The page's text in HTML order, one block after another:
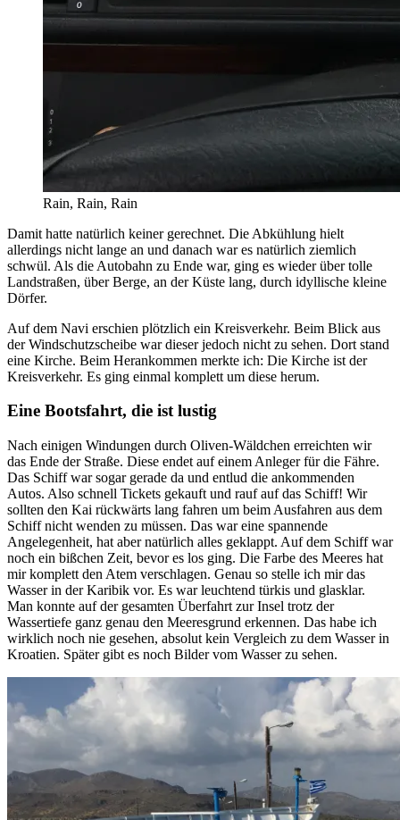
Rain, Rain, Rain
Damit hatte natürlich keiner gerechnet. Die Abkühlung hielt
allerdings nicht lange an und danach war es natürlich ziemlich
schwül. Als die Autobahn zu Ende war, ging es wieder über tolle
Landstraßen, über Berge, an der Küste lang, durch idyllische kleine
Dörfer.
Auf dem Navi erschien plötzlich ein Kreisverkehr. Beim Blick aus
der Windschutzscheibe war dieser jedoch nicht zu sehen. Dort stand
eine Kirche. Beim Herankommen merkte ich: Die Kirche ist der
Kreisverkehr. Es ging einmal komplett um diese herum.
Eine Bootsfahrt, die ist lustig
Nach einigen Windungen durch Oliven-Wäldchen erreichten wir
das Ende der Straße. Diese endet auf einem Anleger für die Fähre.
Das Schiff war sogar gerade da und entlud die ankommenden
Autos. Also schnell Tickets gekauft und rauf auf das Schiff! Wir
sollten den Kai rückwärts lang fahren um beim Ausfahren aus dem
Schiff nicht wenden zu müssen. Das war eine spannende
Angelegenheit, hat aber natürlich alles geklappt. Auf dem Schiff war
noch ein bißchen Zeit, bevor es los ging. Die Farbe des Meeres hat
mir komplett den Atem verschlagen. Genau so stelle ich mir das
Wasser in der Karibik vor. Es war leuchtend türkis und glasklar.
Man konnte auf der gesamten Überfahrt zur Insel trotz der
Wassertiefe ganz genau den Meeresgrund erkennen. Das habe ich
wirklich noch nie gesehen, absolut kein Vergleich zu dem Wasser in
Kroatien. Später gibt es noch Bilder vom Wasser zu sehen.